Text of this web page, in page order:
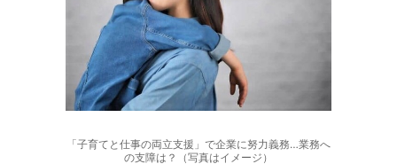
「子育てと仕事の両立支援」で企業に努力義務…業務へ
の支障は？（写真はイメージ）